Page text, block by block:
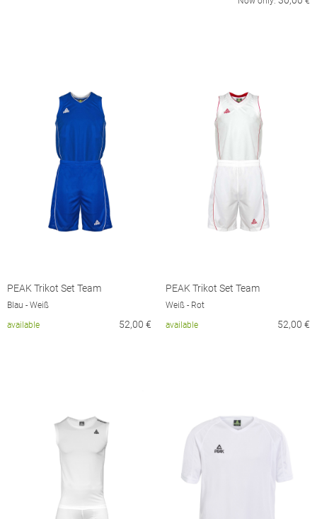
PEAK Trikot Set Team
Blau - Weiß
available
52,00 €
PEAK Trikot Set Team
Weiß - Rot
available
52,00 €